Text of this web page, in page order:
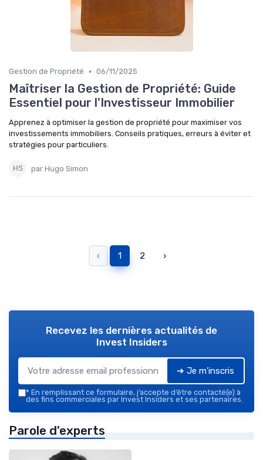
Gestion de Propriété • 06/11/2025
Maîtriser la Gestion de Propriété: Guide
Essentiel pour l'Investisseur Immobilier
Apprenez à optimiser la gestion de propriété pour maximiser vos
investissements immobiliers. Conseils pratiques, erreurs à éviter et
stratégies pour particuliers.
par Hugo Simon
‹ 1 2 ›
Recevez les dernières actualités de
Invest Insiders
➔ Je m'inscris
* En remplissant ce formulaire, j’accepte d’être contacté(e) à
des fins commerciales par Invest Insiders et ses partenaires.
Parole d'experts